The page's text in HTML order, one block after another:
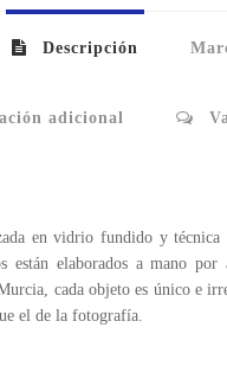
Descripción
adicional
en vidrio fundido y técnica
están elaborados a mano por
cada objeto es único e
el de la fotografía.